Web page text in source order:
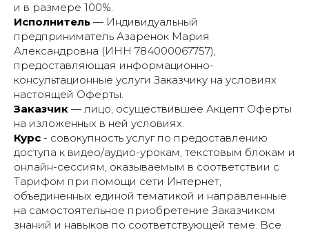
и в размере 100%.
Исполнитель — Индивидуальный
предприниматель Азаренок Мария
Александровна (ИНН 784000067757),
предоставляющая информационно-
консультационные услуги Заказчику на условиях
настоящей Оферты.
Заказчик — лицо, осуществившее Акцепт Оферты
на изложенных в ней условиях.
Курс - совокупность услуг по предоставлению
доступа к видео/аудио-урокам, текстовым блокам и
онлайн-сессиям, оказываемым в соответствии с
Тарифом при помощи сети Интернет,
объединенных единой тематикой и направленные
на самостоятельное приобретение Заказчиком
знаний и навыков по соответствующей теме. Все